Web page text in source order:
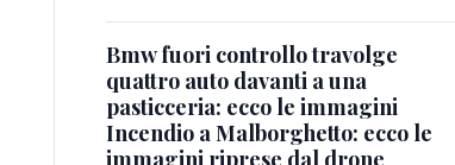
Bmw fuori controllo travolge
quattro auto davanti a una
pasticceria: ecco le immagini
Incendio a Malborghetto: ecco le
immagini riprese dal drone